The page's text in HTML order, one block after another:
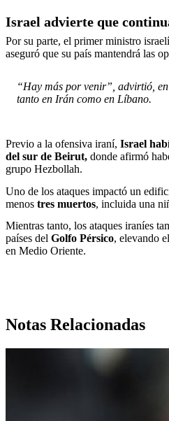
Israel advierte que
Por su parte, el primer ministro
aseguró que su país mantendrá las
“Hay más por venir”, advirtió,
tanto en Irán como en Líbano.
Previo a la ofensiva iraní, Israel
del sur de Beirut, donde afirmó
grupo Hezbollah.
Uno de los ataques impactó un
menos tres muertos, incluida una
Mientras tanto, los ataques iraníes
países del Golfo Pérsico, elevando
en Medio Oriente.
Notas Relacionadas